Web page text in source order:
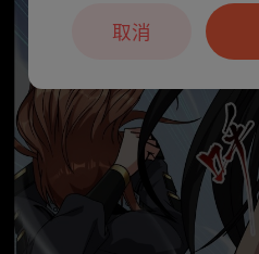
取消